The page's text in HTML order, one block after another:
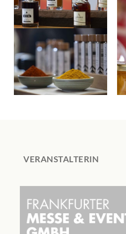
VERANSTALTERIN